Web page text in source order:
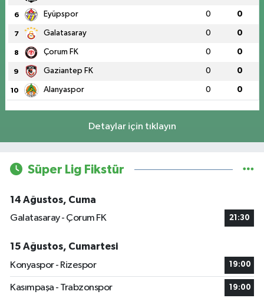
6 Eyüpspor 0 0
7 Galatasaray 0 0
8 Çorum FK 0 0
9 Gaziantep FK 0 0
10 Alanyaspor 0 0
Detaylar için tıklayın
Süper Lig Fikstür
14 Ağustos, Cuma
Galatasaray - Çorum FK
21:30
15 Ağustos, Cumartesi
Konyaspor - Rizespor
19:00
Kasımpaşa - Trabzonspor 19:00